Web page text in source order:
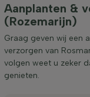
Aanplanten &
(Rozemarijn)
Graag geven wij een
verzorgen van
volgen weet u zeker
genieten.